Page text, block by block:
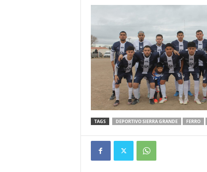
TAGS DEPORTIVO SIERRA GRANDE FERRO